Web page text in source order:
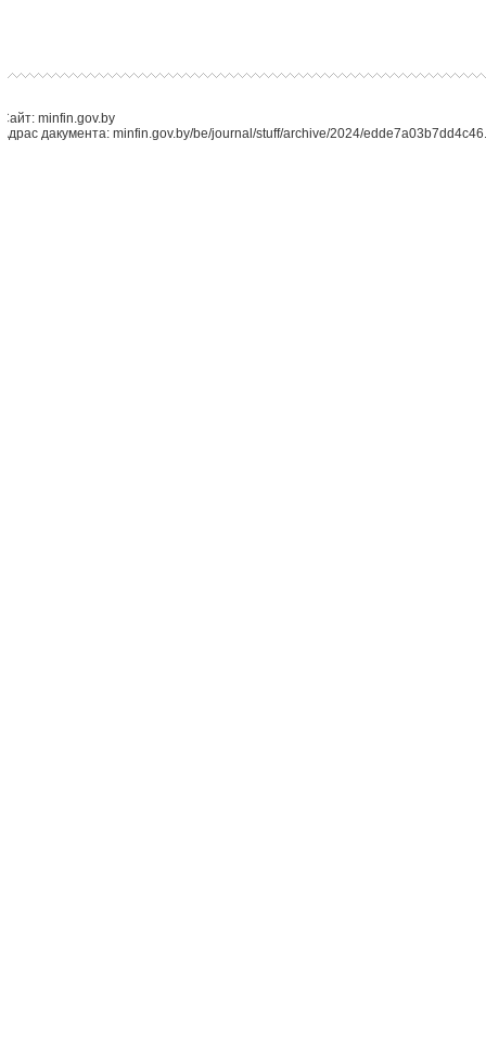
Сайт: minfin.gov.by
Адрас дакумента: minfin.gov.by/be/journal/stuff/archive/2024/